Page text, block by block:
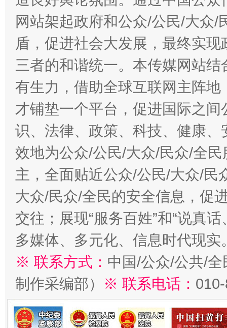
网站架起政府和公众/公民/大众
盾，促进社会大发展，最终实
三者的和谐统一。本传媒网站
有生力，借助全球互联网主阵
才铺垫一个平台，促进国际之
识、法律、政策、科技、健康
效地为公众/公民/大众/民众/全
主，全面贴近公众/公民/大众/民
大众/民众/全民的安全信息，促
交往；展现“服务百姓”和“说真
多媒体、多元化、信息时代现实
※ 联系方式： 中国/公众/公共/
制作采编部）
※ 联系电话：